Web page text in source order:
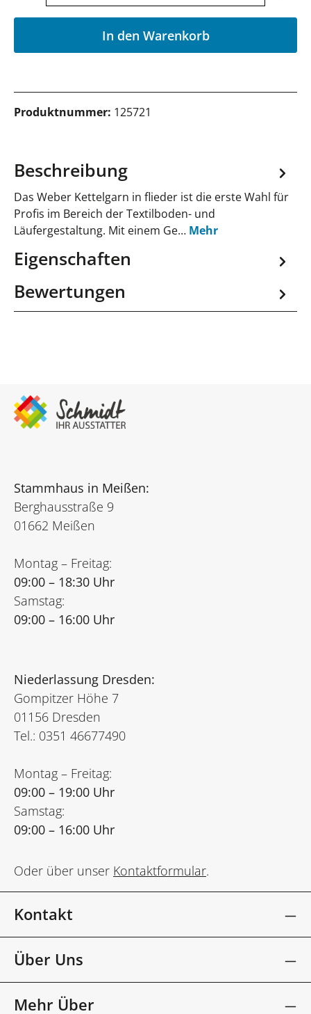
In den Warenkorb
Produktnummer: 125721
Beschreibung
Das Weber Kettelgarn in flieder ist die erste Wahl für
Profis im Bereich der Textilboden- und
Läufergestaltung. Mit einem Ge… Mehr
Eigenschaften
Bewertungen
Stammhaus in Meißen:
Berghausstraße 9
01662 Meißen
Montag – Freitag:
09:00 – 18:30 Uhr
Samstag:
09:00 – 16:00 Uhr
Niederlassung Dresden:
Gompitzer Höhe 7
01156 Dresden
Tel.: 0351 46677490
Montag – Freitag:
09:00 – 19:00 Uhr
Samstag:
09:00 – 16:00 Uhr
Oder über unser Kontaktformular.
Kontakt
Über Uns
Mehr Über